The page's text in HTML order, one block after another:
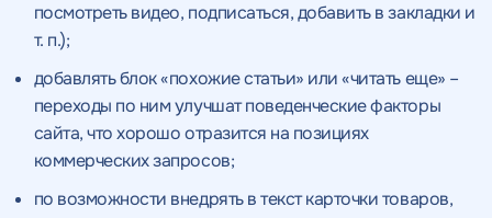
посмотреть видео, подписаться, добавить в закладки и
т. п.);
добавлять блок «похожие статьи» или «читать еще» –
переходы по ним улучшат поведенческие факторы
сайта, что хорошо отразится на позициях
коммерческих запросов;
по возможности внедрять в текст карточки товаров,